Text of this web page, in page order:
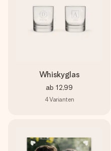
Whiskyglas
ab 12,99
4Varianten